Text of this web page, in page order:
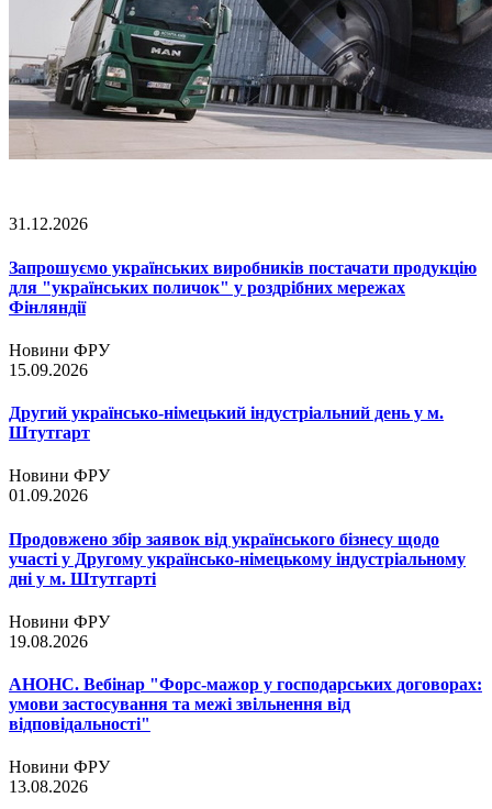
31.12.2026
Запрошуємо українських виробників постачати продукцію
для "українських поличок" у роздрібних мережах
Фінляндії
Новини ФРУ
15.09.2026
Другий українсько-німецький індустріальний день у м.
Штутгарт
Новини ФРУ
01.09.2026
Продовжено збір заявок від українського бізнесу щодо
участі у Другому українсько-німецькому індустріальному
дні у м. Штутгарті
Новини ФРУ
19.08.2026
АНОНС. Вебінар "Форс-мажор у господарських договорах:
умови застосування та межі звільнення від
відповідальності"
Новини ФРУ
13.08.2026